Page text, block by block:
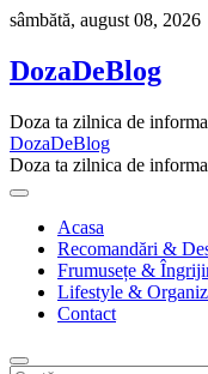
Skip
content
sâmbătă, august 08, 2026
DozaDeBlog
Doza ta zilnica de
DozaDeBlog
Doza ta zilnica de
Acasa
Recomandări &
Frumusețe &
Lifestyle &
Contact